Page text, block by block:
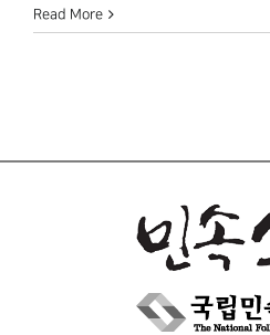
Read More